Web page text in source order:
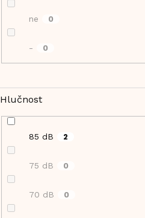
ne 0
- 0
Hlučnost
85 dB 2
75 dB 0
70 dB 0